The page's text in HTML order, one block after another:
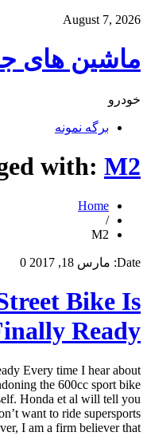
August 7, 2026
ماشین های
خودرو
برگه نمونه
with: M2
Home
/
M2
Date: مارس 18, 2017 0
Bike Is
Ready
Every time I hear about
the 600cc sport bike
Honda et al will tell you
want to ride supersports
I am a firm believer that […]